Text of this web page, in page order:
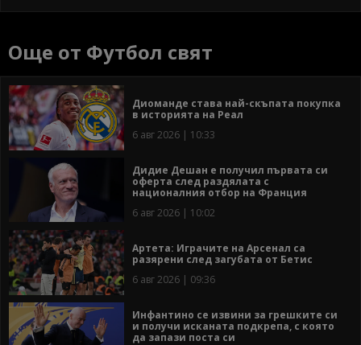
Още от Футбол свят
Диоманде става най-скъпата покупка
в историята на Реал
6 авг 2026 | 10:33
Дидие Дешан е получил първата си
оферта след раздялата с
националния отбор на Франция
6 авг 2026 | 10:02
Артета: Играчите на Арсенал са
разярени след загубата от Бетис
6 авг 2026 | 09:36
Инфантино се извини за грешките си
и получи исканата подкрепа, с която
да запази поста си